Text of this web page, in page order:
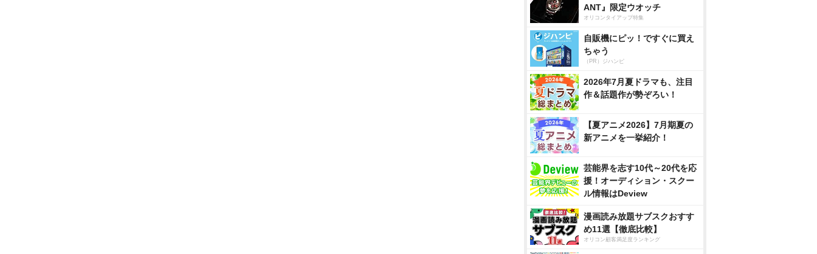
ANT』限定ウオッチ
オリコンタイアップ特集
自販機にピッ！ですぐに買え
ちゃう
（PR）ジハンピ
2026年7月夏ドラマも、注目
作＆話題作が勢ぞろい！
【夏アニメ2026】7月期夏の
新アニメを一挙紹介！
芸能界を志す10代～20代を応
援！オーディション・スクー
ル情報はDeview
漫画読み放題サブスクおすす
め11選【徹底比較】
オリコン顧客満足度ランキング